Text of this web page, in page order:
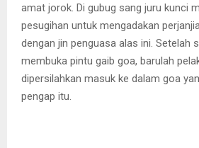
amat jorok. Di gubug sang juru kunci
pesugihan untuk mengadakan
dengan jin penguasa alas ini. Setelah
membuka pintu gaib goa, barulah
dipersilahkan masuk ke dalam goa
pengap itu.